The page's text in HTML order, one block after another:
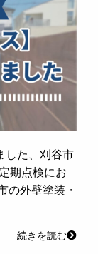
した、刈谷市
期点検にお
の外壁塗装・
続きを読む